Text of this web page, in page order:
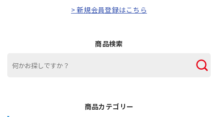
> 新規会員登録はこちら
商品検索
商品カテゴリー